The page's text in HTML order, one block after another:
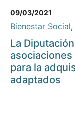
09/03/2021
Bienestar Social,
La
para la
adaptados